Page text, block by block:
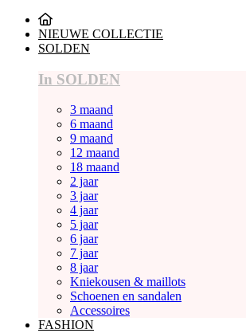
NIEUWE COLLECTIE
SOLDEN
In SOLDEN
3 maand
6 maand
9 maand
12 maand
18 maand
2 jaar
3 jaar
4 jaar
5 jaar
6 jaar
7 jaar
8 jaar
Kniekousen & maillots
Schoenen en sandalen
Accessoires
FASHION